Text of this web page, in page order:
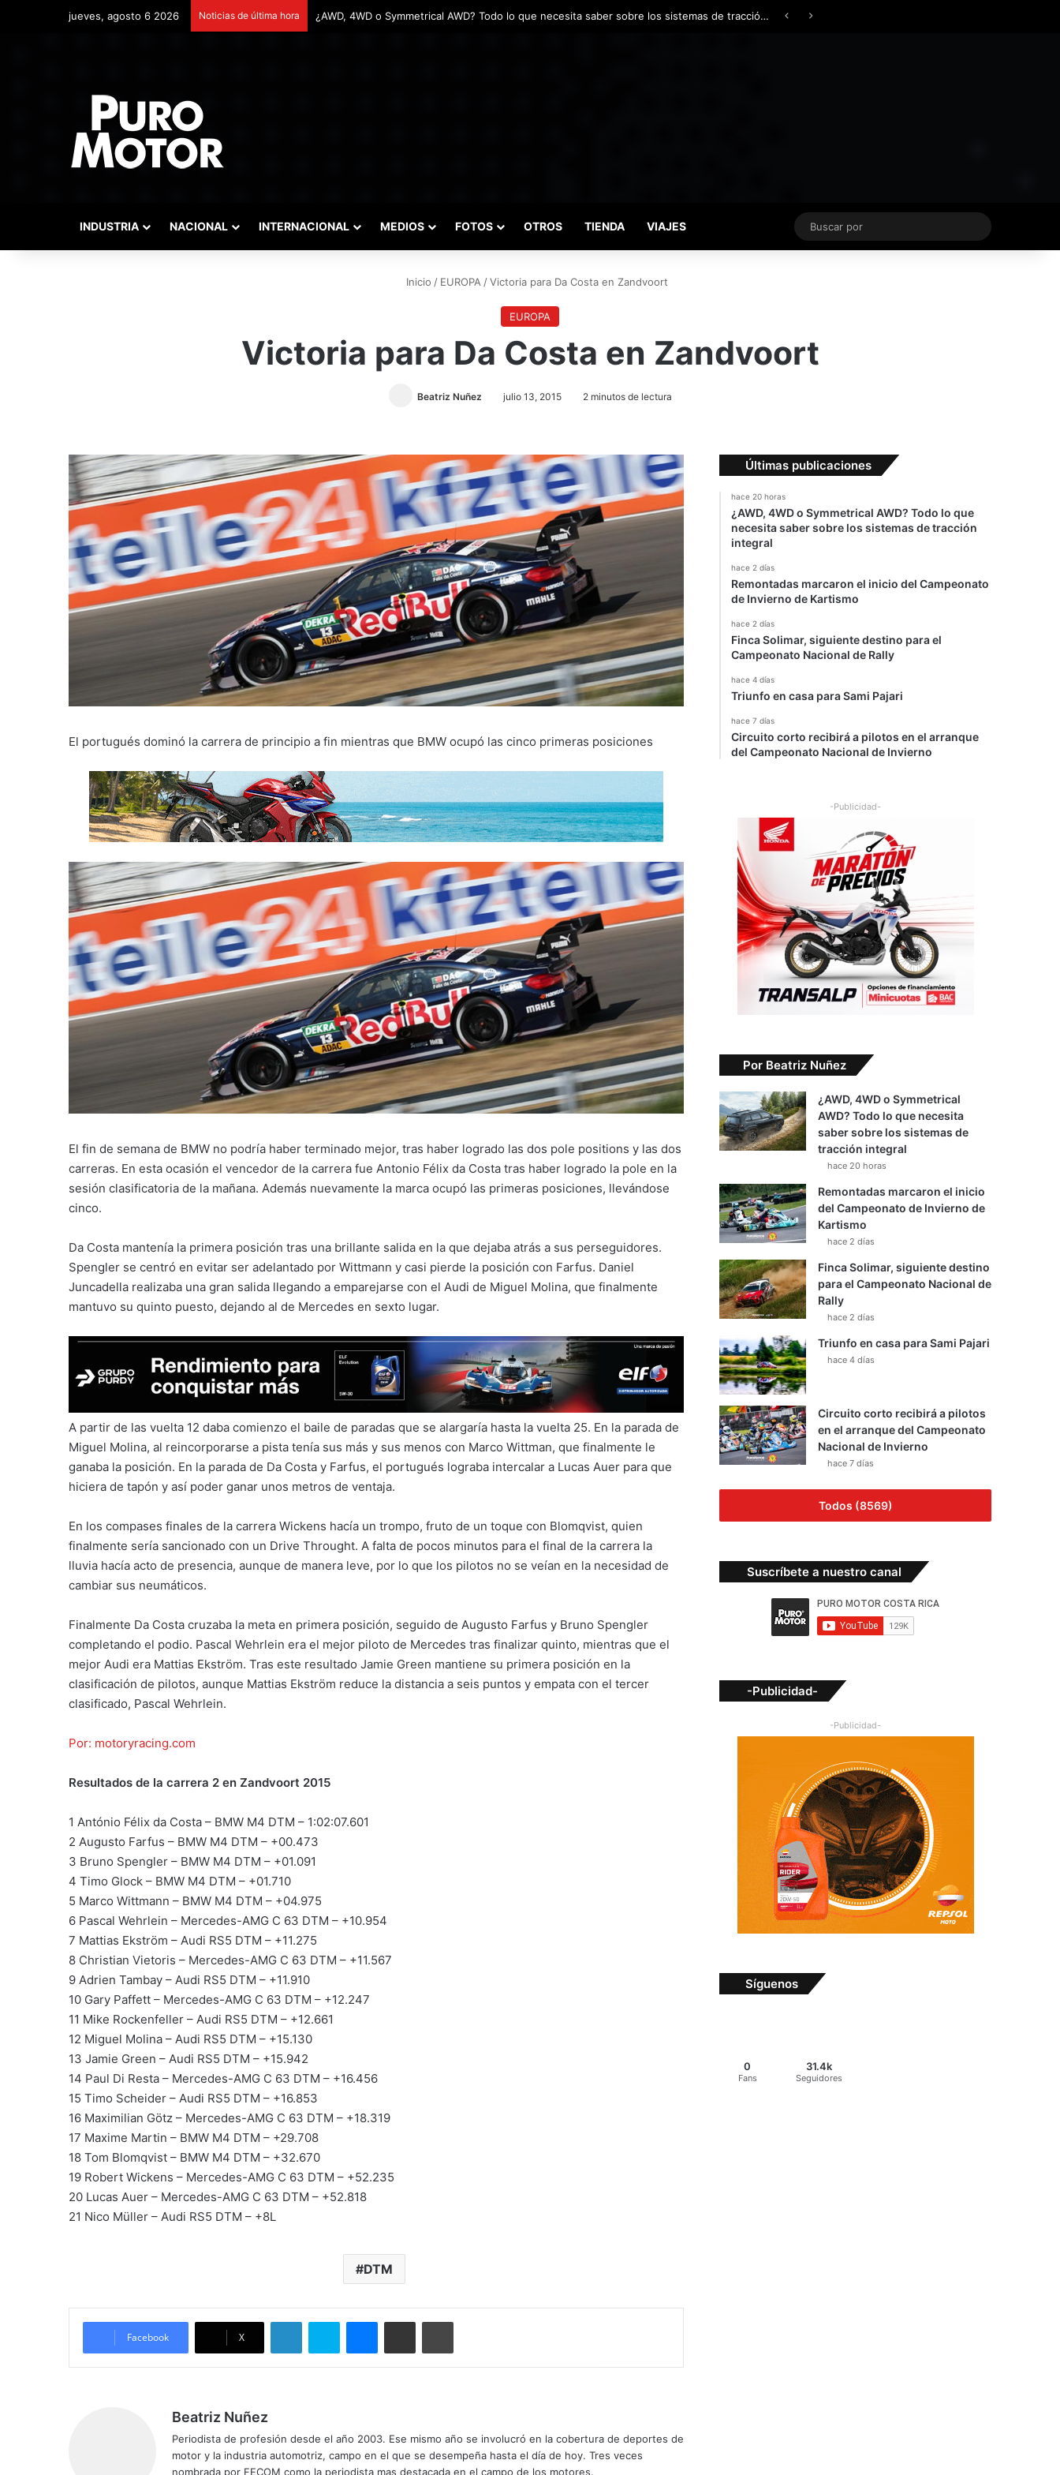
jueves, agosto 6 2026 Noticias de última hora Remontadas marcaron el inicio del Campeonato de Invierno de Kartismo
INDUSTRIA NACIONAL INTERNACIONAL MEDIOS FOTOS OTROS TIENDA VIAJES
Buscar
por
Inicio / EUROPA / Victoria para Da Costa en Zandvoort
EUROPA
Victoria para Da Costa en Zandvoort
Beatriz Nuñez julio 13, 2015 2 minutos de lectura
El portugués dominó la carrera de principio a fin mientras que BMW ocupó las cinco primeras posiciones
El fin de semana de BMW no podría haber terminado mejor, tras haber logrado las dos pole positions y las dos
carreras. En esta ocasión el vencedor de la carrera fue Antonio Félix da Costa tras haber logrado la pole en la
sesión clasificatoria de la mañana. Además nuevamente la marca ocupó las primeras posiciones, llevándose
cinco.
Da Costa mantenía la primera posición tras una brillante salida en la que dejaba atrás a sus perseguidores.
Spengler se centró en evitar ser adelantado por Wittmann y casi pierde la posición con Farfus. Daniel
Juncadella realizaba una gran salida llegando a emparejarse con el Audi de Miguel Molina, que finalmente
mantuvo su quinto puesto, dejando al de Mercedes en sexto lugar.
A partir de las vuelta 12 daba comienzo el baile de paradas que se alargaría hasta la vuelta 25. En la parada de
Miguel Molina, al reincorporarse a pista tenía sus más y sus menos con Marco Wittman, que finalmente le
ganaba la posición. En la parada de Da Costa y Farfus, el portugués lograba intercalar a Lucas Auer para que
hiciera de tapón y así poder ganar unos metros de ventaja.
En los compases finales de la carrera Wickens hacía un trompo, fruto de un toque con Blomqvist, quien
finalmente sería sancionado con un Drive Throught. A falta de pocos minutos para el final de la carrera la
lluvia hacía acto de presencia, aunque de manera leve, por lo que los pilotos no se veían en la necesidad de
cambiar sus neumáticos.
Finalmente Da Costa cruzaba la meta en primera posición, seguido de Augusto Farfus y Bruno Spengler
completando el podio. Pascal Wehrlein era el mejor piloto de Mercedes tras finalizar quinto, mientras que el
mejor Audi era Mattias Ekström. Tras este resultado Jamie Green mantiene su primera posición en la
clasificación de pilotos, aunque Mattias Ekström reduce la distancia a seis puntos y empata con el tercer
clasificado, Pascal Wehrlein.
Por: motoryracing.com
Resultados de la carrera 2 en Zandvoort 2015
1 António Félix da Costa – BMW M4 DTM – 1:02:07.601
2 Augusto Farfus – BMW M4 DTM – +00.473
3 Bruno Spengler – BMW M4 DTM – +01.091
4 Timo Glock – BMW M4 DTM – +01.710
5 Marco Wittmann – BMW M4 DTM – +04.975
6 Pascal Wehrlein – Mercedes-AMG C 63 DTM – +10.954
7 Mattias Ekström – Audi RS5 DTM – +11.275
8 Christian Vietoris – Mercedes-AMG C 63 DTM – +11.567
9 Adrien Tambay – Audi RS5 DTM – +11.910
10 Gary Paffett – Mercedes-AMG C 63 DTM – +12.247
11 Mike Rockenfeller – Audi RS5 DTM – +12.661
12 Miguel Molina – Audi RS5 DTM – +15.130
13 Jamie Green – Audi RS5 DTM – +15.942
14 Paul Di Resta – Mercedes-AMG C 63 DTM – +16.456
15 Timo Scheider – Audi RS5 DTM – +16.853
16 Maximilian Götz – Mercedes-AMG C 63 DTM – +18.319
17 Maxime Martin – BMW M4 DTM – +29.708
18 Tom Blomqvist – BMW M4 DTM – +32.670
19 Robert Wickens – Mercedes-AMG C 63 DTM – +52.235
20 Lucas Auer – Mercedes-AMG C 63 DTM – +52.818
21 Nico Müller – Audi RS5 DTM – +8L
DTM
Facebook X
Beatriz Nuñez
Periodista de profesión desde el año 2003. Ese mismo año se involucró en la cobertura de deportes de
motor y la industria automotriz, campo en el que se desempeña hasta el día de hoy. Tres veces
nombrada por FECOM como la periodista mas destacada en el campo de los motores.
Últimas publicaciones
hace 20 horas
¿AWD, 4WD o Symmetrical AWD? Todo lo que
necesita saber sobre los sistemas de tracción
integral
hace 2 días
Remontadas marcaron el inicio del Campeonato
de Invierno de Kartismo
hace 2 días
Finca Solimar, siguiente destino para el
Campeonato Nacional de Rally
hace 4 días
Triunfo en casa para Sami Pajari
hace 7 días
Circuito corto recibirá a pilotos en el arranque
del Campeonato Nacional de Invierno
-Publicidad-
Por Beatriz Nuñez
¿AWD, 4WD o Symmetrical
AWD? Todo lo que necesita
saber sobre los sistemas de
tracción integral
hace 20 horas
Remontadas marcaron el inicio
del Campeonato de Invierno de
Kartismo
hace 2 días
Finca Solimar, siguiente destino
para el Campeonato Nacional de
Rally
hace 2 días
Triunfo en casa para Sami Pajari
hace 4 días
Circuito corto recibirá a pilotos
en el arranque del Campeonato
Nacional de Invierno
hace 7 días
Todos (8569)
Suscríbete a nuestro canal
-Publicidad-
-Publicidad-
Síguenos
0
Fans
31.4k
Seguidores